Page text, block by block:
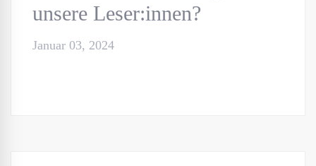
unsere Leser:innen?
Januar 03, 2024